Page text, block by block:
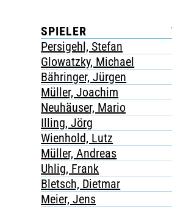
SPIELER
Persigehl, Stefan
Glowatzky, Michael
Bähringer, Jürgen
Müller, Joachim
Neuhäuser, Mario
Illing, Jörg
Wienhold, Lutz
Müller, Andreas
Uhlig, Frank
Bletsch, Dietmar
Meier, Jens